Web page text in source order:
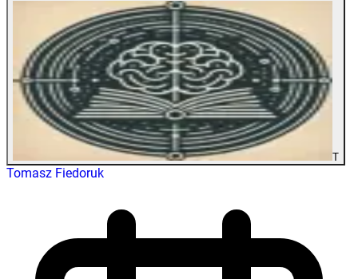
T
Tomasz Fiedoruk